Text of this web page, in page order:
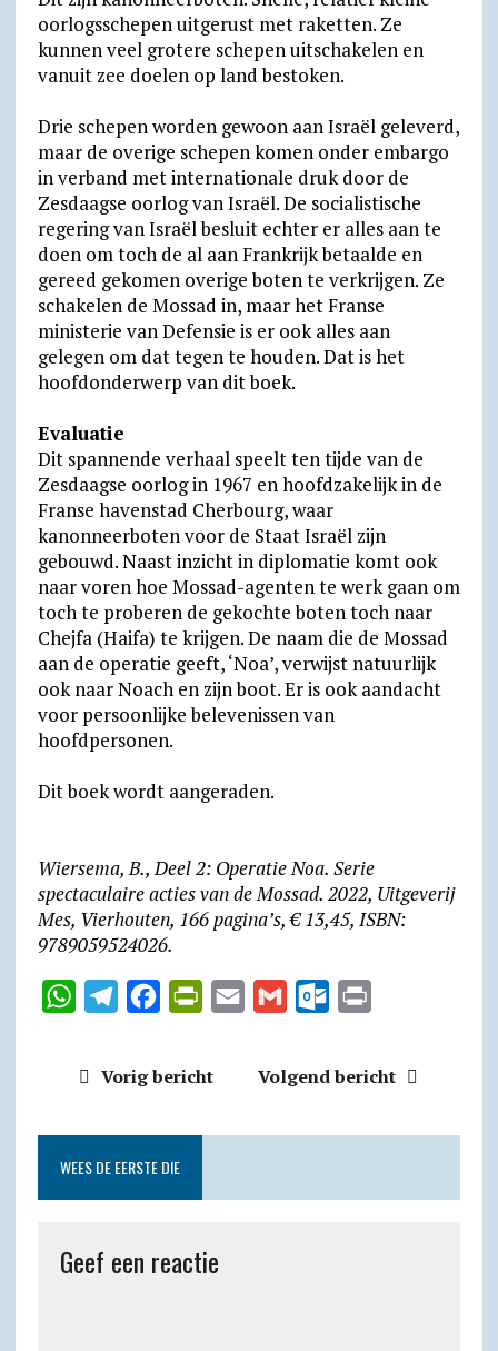
oorlogsschepen uitgerust met raketten. Ze
kunnen veel grotere schepen uitschakelen en
vanuit zee doelen op land bestoken.
Drie schepen worden gewoon aan Israël geleverd,
maar de overige schepen komen onder embargo
in verband met internationale druk door de
Zesdaagse oorlog van Israël. De socialistische
regering van Israël besluit echter er alles aan te
doen om toch de al aan Frankrijk betaalde en
gereed gekomen overige boten te verkrijgen. Ze
schakelen de Mossad in, maar het Franse
ministerie van Defensie is er ook alles aan
gelegen om dat tegen te houden. Dat is het
hoofdonderwerp van dit boek.
Evaluatie
Dit spannende verhaal speelt ten tijde van de
Zesdaagse oorlog in 1967 en hoofdzakelijk in de
Franse havenstad Cherbourg, waar
kanonneerboten voor de Staat Israël zijn
gebouwd. Naast inzicht in diplomatie komt ook
naar voren hoe Mossad-agenten te werk gaan om
toch te proberen de gekochte boten toch naar
Chejfa (Haifa) te krijgen. De naam die de Mossad
aan de operatie geeft, ‘Noa’, verwijst natuurlijk
ook naar Noach en zijn boot. Er is ook aandacht
voor persoonlijke belevenissen van
hoofdpersonen.
Dit boek wordt aangeraden.
Wiersema, B., Deel 2: Operatie Noa. Serie
spectaculaire acties van de Mossad. 2022, Uitgeverij
Mes, Vierhouten, 166 pagina’s, € 13,45, ISBN:
9789059524026.
W
s
A
p
T
g
r
a
b
o
o
t
r
e
l
l
o
k
t
Vorig bericht Volgend bericht
WEES DE EERSTE DIE
Geef een reactie